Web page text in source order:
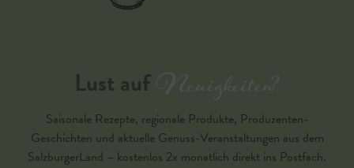
Lust aufNeuigkeiten?
Saisonale Rezepte, regionale Produkte, Produzenten-
Geschichten und aktuelle Genuss-Veranstaltungen aus dem
SalzburgerLand – kostenlos 2x monatlich direkt ins Postfach.